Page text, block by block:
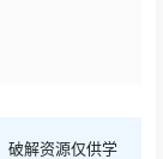
破解资源仅供学